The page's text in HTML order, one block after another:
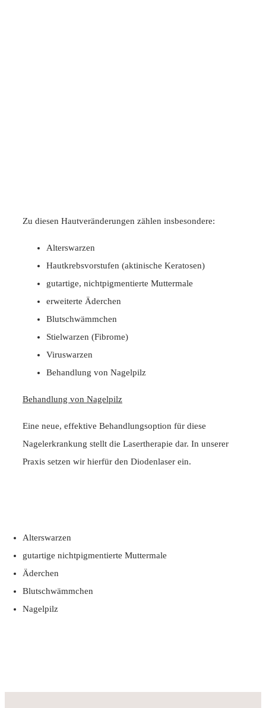
Zu diesen Hautveränderungen zählen insbesondere:
Alterswarzen
Hautkrebsvorstufen (aktinische Keratosen)
gutartige, nichtpigmentierte Muttermale
erweiterte Äderchen
Blutschwämmchen
Stielwarzen (Fibrome)
Viruswarzen
Behandlung von Nagelpilz
Behandlung von Nagelpilz
Eine neue, effektive Behandlungsoption für diese
Nagelerkrankung stellt die Lasertherapie dar. In unserer
Praxis setzen wir hierfür den Diodenlaser ein.
Alterswarzen
gutartige nichtpigmentierte Muttermale
Äderchen
Blutschwämmchen
Nagelpilz